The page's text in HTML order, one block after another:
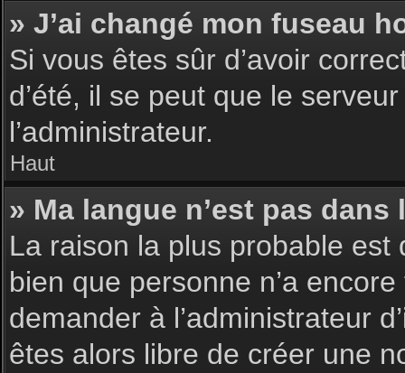
» J’ai changé mon fuseau
Si vous êtes sûr d’avoir
d’été, il se peut que le
l’administrateur.
Haut
» Ma langue n’est pas dans
La raison la plus probable est
bien que personne n’a
demander à l’administrateur
êtes alors libre de créer une